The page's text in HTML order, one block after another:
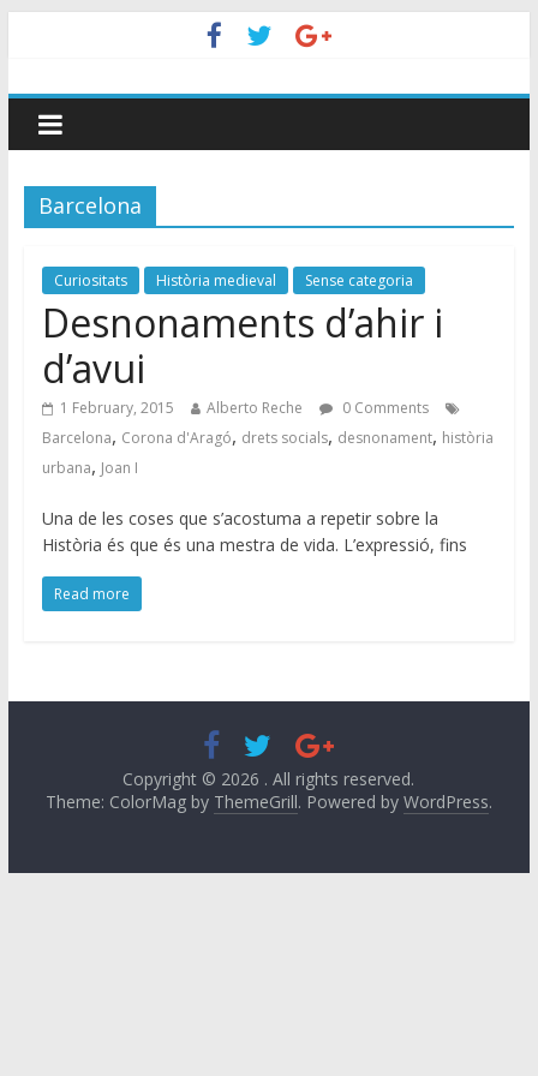
Barcelona
Curiositats Història medieval Sense categoria
Desnonaments d’ahir i
d’avui
1 February, 2015 Alberto Reche
0 Comments
Barcelona, Corona d'Aragó, drets socials, desnonament, història
urbana, Joan I
Una de les coses que s’acostuma a repetir sobre la
Història és que és una mestra de vida. L’expressió, fins
Read more
Copyright © 2026 . All rights reserved.
Theme: ColorMag by ThemeGrill. Powered by WordPress.